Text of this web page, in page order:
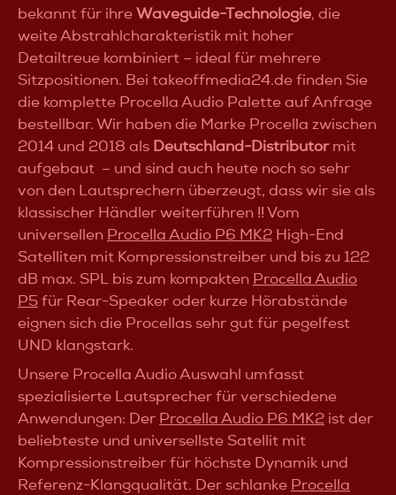
oder DA08-DSPGehäuse: stark versteiftes MDF-
GehäuseOberfläche: schwarzer
mmGewicht: 25 kgVersandgewicht: 27 kgLieferumfang:
Dämpferfüße, InstallationsanleitungQualitätskontrolle:
100 % Einzelprüfung in BelgienKaufempfehlung:Der
Procella U15 empfiehlt sich insbesondere für hochwertige
Heimkinos, in denen ein ausgewogenes Verhältnis aus
Tiefgang, Kontrolle und Pegelfestigkeit gesucht wird.
Während der U12 vor allem in kleineren Räumen seine
Stärken ausspielt, liefert der U15 die zusätzlichen
Reserven, die in mittleren und größeren Heimkinos
häufig den entscheidenden Unterschied
Doppelbetrieb. Zwei Subwoofer ermöglichen eine
deutlich gleichmäßigere Bassverteilung im Raum und
reduzieren störende Raummoden spürbar. Dadurch
gewinnt nicht nur die maximale Dynamik, sondern vor
allem die Präzision und Homogenität der Wiedergabe.
Gerade anspruchsvolle Heimkino-Enthusiasten schätzen
diesen Zugewinn oft stärker als den reinen
Pegelgewinn.Wer einen Subwoofer sucht, der spürbar
mehr Autorität als ein klassischer Kompakt-Subwoofer
bietet, dabei aber bewusst auf Kontrolle und Präzision
setzt, findet im Procella U15 eine ausgesprochen
ausgewogene Lösung. Innerhalb der UNO-Serie ist er für
viele Heimkinos der Punkt, an dem Größe, Leistung und
Integration besonders harmonisch zusammenfinden.
bekannt für ihreWaveguide-Technologie, die
weite Abstrahlcharakteristik mit hoher
Detailtreue kombiniert – ideal für mehrere
Sitzpositionen. Bei takeoffmedia24.de finden Sie
die komplette Procella Audio Palette auf Anfrage
bestellbar. Wir haben die Marke Procella zwischen
2014 und 2018 als Deutschland-Distributormit
aufgebaut – und sind auch heute noch so sehr
von den Lautsprechern überzeugt, dass wir sie als
klassischer Händler weiterführen !! Vom
universellen Procella Audio P6 MK2 High-End
Satelliten mit Kompressionstreiber und bis zu 122
dB max. SPL bis zum kompakten Procella Audio
P5für Rear-Speaker oder kurze Hörabstände
eignen sich die Procellas sehr gut für pegelfest
UND klangstark.
Unsere Procella Audio Auswahl umfasst
spezialisierte Lautsprecher für verschiedene
Anwendungen: Der Procella Audio P6 MK2 ist der
beliebteste und universellste Satellit mit
Kompressionstreiber für höchste Dynamik und
Referenz-Klangqualität. Der schlanke Procella